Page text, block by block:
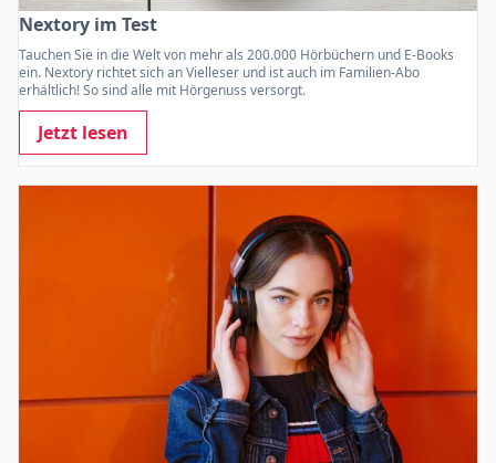
Nextory im Test
Tauchen Sie in die Welt von mehr als 200.000 Hörbüchern und E-Books
ein. Nextory richtet sich an Vielleser und ist auch im Familien-Abo
erhältlich! So sind alle mit Hörgenuss versorgt.
Jetzt lesen